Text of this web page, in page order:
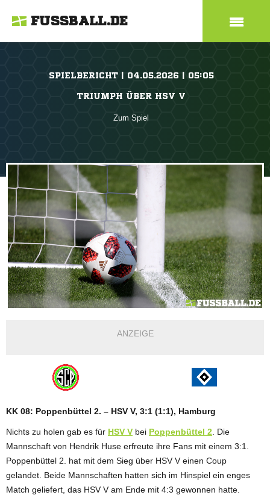
FUSSBALL.DE
SPIELBERICHT | 04.05.2026 | 05:05
TRIUMPH ÜBER HSV V
Zum Spiel
ANZEIGE
KK 08: Poppenbüttel 2. – HSV V, 3:1 (1:1), Hamburg
Nichts zu holen gab es für HSV V bei Poppenbüttel 2 . Die
Mannschaft von Hendrik Huse erfreute ihre Fans mit einem 3:1.
Poppenbüttel 2. hat mit dem Sieg über HSV V einen Coup
gelandet. Beide Mannschaften hatten sich im Hinspiel ein enges
Match geliefert, das HSV V am Ende mit 4:3 gewonnen hatte.